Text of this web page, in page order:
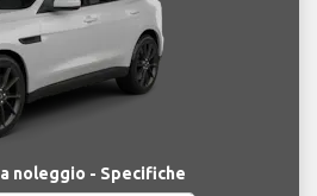
noleggio - Specifiche